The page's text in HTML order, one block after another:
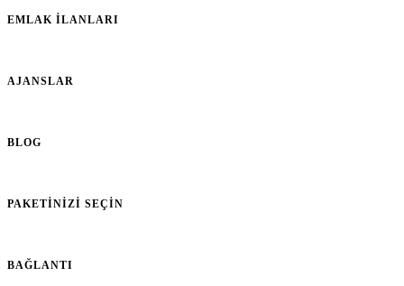
EMLAK İLANLARI
AJANSLAR
BLOG
PAKETINIZI SEÇIN
BAĞLANTI